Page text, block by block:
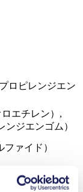
ロピレンジエン
エチレン）,
ジエンゴム）
ァイド）